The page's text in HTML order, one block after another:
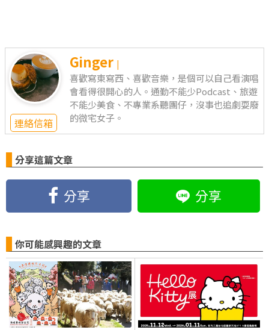
連絡信箱
Ginger |
喜歡寫東寫西、喜歡音樂，是個可以自己看演唱
會看得很開心的人。通勤不能少Podcast、旅遊
不能少美食、不專業系聽團仔，沒事也追劇耍廢
的微宅女子。
分享這篇文章
分享 分享
你可能感興趣的文章